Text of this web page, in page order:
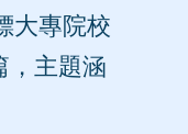
大專院校
，主題涵